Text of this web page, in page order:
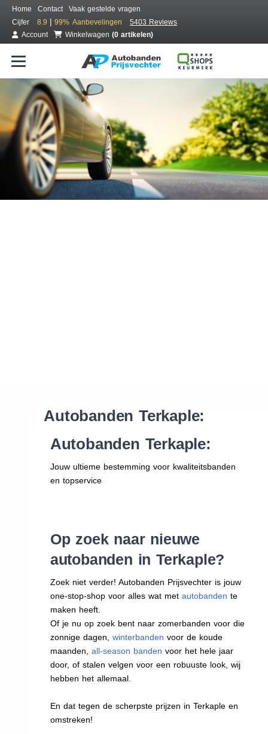
Home Contact
Vaak gestelde vragen
Cijfer
8.9 | 99% Aanbevelingen
5403 Reviews
Account
Winkelwagen (0 artikelen)
Bestel voordelig banden online
Gratis bezorgd of montage bij jou in de buurt
Seizoen:
Merken:
Autobanden Terkaple:
Autobanden Terkaple:
Jouw ultieme bestemming voor kwaliteitsbanden
en topservice
Op zoek naar nieuwe
autobanden in Terkaple?
Zoek niet verder! Autobanden Prijsvechter is jouw
one-stop-shop voor alles wat met autobanden te
maken heeft.
Of je nu op zoek bent naar zomerbanden voor die
zonnige dagen, winterbanden voor de koude
maanden, all-season banden voor het hele jaar
door, of stalen velgen voor een robuuste look, wij
hebben het allemaal.
En dat tegen de scherpste prijzen in Terkaple en
omstreken!